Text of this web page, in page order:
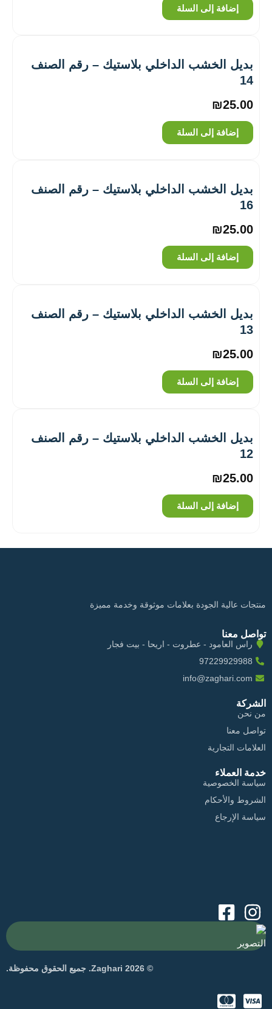
إضافة إلى السلة
بديل الخشب الداخلي بلاستيك – رقم الصنف
14
₪25.00
إضافة إلى السلة
بديل الخشب الداخلي بلاستيك – رقم الصنف
16
₪25.00
إضافة إلى السلة
بديل الخشب الداخلي بلاستيك – رقم الصنف
13
₪25.00
إضافة إلى السلة
بديل الخشب الداخلي بلاستيك – رقم الصنف
12
₪25.00
إضافة إلى السلة
منتجات عالية الجودة بعلامات موثوقة وخدمة مميزة
تواصل معنا
راس العامود - عطروت - اريحا - بيت فجار
97229929988
info@zaghari.com
الشركة
من نحن
تواصل معنا
العلامات التجارية
خدمة العملاء
سياسة الخصوصية
الشروط والأحكام
سياسة الإرجاع
التصوير
© 2026 Zaghari. جميع الحقوق محفوظة.